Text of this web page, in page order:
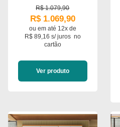
Aéreo
R$ 1.079,90
R$ 1.069,90
ou ematé 12x de
R$ 89,16 s/ juros no
cartão
Ver produto